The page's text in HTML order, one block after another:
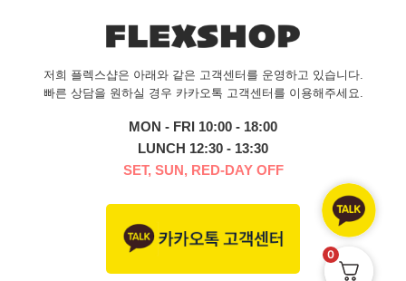
저희 플렉스샵은 아래와 같은 고객센터를 운영하고 있습니다.
빠른 상담을 원하실 경우 카카오톡 고객센터를 이용해주세요.
MON - FRI 10:00 - 18:00
LUNCH 12:30 - 13:30
SET, SUN, RED-DAY OFF
0